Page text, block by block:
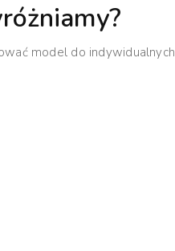
model do indywidualnych